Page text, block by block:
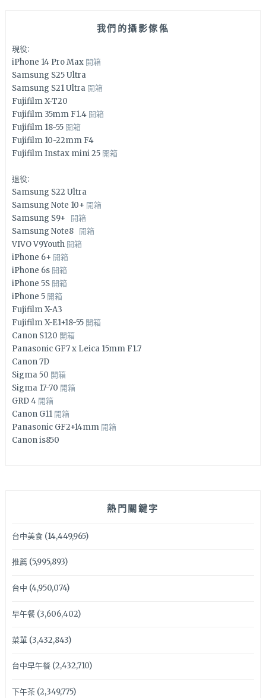
我們的攝影傢俬
現役:
iPhone 14 Pro Max 開箱
Samsung S25 Ultra
Samsung S21 Ultra 開箱
Fujifilm X-T20
Fujifilm 35mm F1.4 開箱
Fujifilm 18-55 開箱
Fujifilm 10-22mm F4
Fujifilm Instax mini 25 開箱
退役:
Samsung S22 Ultra
Samsung Note 10+ 開箱
Samsung S9+ 開箱
Samsung Note8 開箱
VIVO V9Youth 開箱
iPhone 6+ 開箱
iPhone 6s 開箱
iPhone 5S 開箱
iPhone 5 開箱
Fujifilm X-A3
Fujifilm X-E1+18-55 開箱
Canon S120 開箱
Panasonic GF7 x Leica 15mm F1.7
Canon 7D
Sigma 50 開箱
Sigma 17-70 開箱
GRD 4 開箱
Canon G11 開箱
Panasonic GF2+14mm 開箱
Canon is850
熱門關鍵字
台中美食(14,449,965)
推薦(5,995,893)
台中 (4,950,074)
早午餐(3,606,402)
菜單(3,432,843)
台中早午餐(2,432,710)
下午茶(2,349,775)